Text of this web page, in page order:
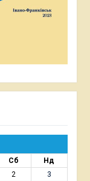
Сб
Нд
2
3